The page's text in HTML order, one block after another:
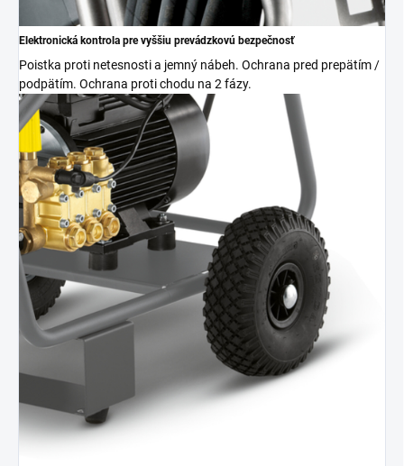
Elektronická kontrola pre vyššiu prevádzkovú bezpečnosť
Poistka proti netesnosti a jemný nábeh. Ochrana pred prepätím /
podpätím. Ochrana proti chodu na 2 fázy.